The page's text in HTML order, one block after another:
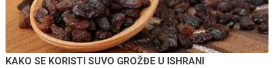
KAKO SE KORISTI SUVO GROŽĐE U ISHRANI